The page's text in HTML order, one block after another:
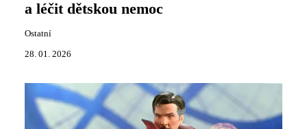
a léčit dětskou nemoc
Ostatní
28. 01. 2026